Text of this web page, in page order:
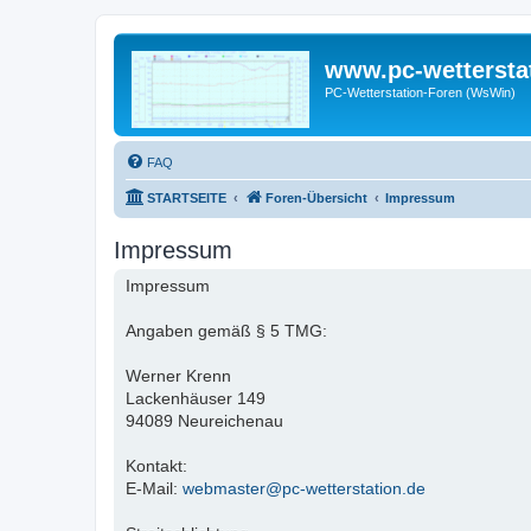
www.pc-
PC-Wetterstation-Foren (WsWin)
FAQ
STARTSEITE Foren-Übersicht Impressum
Impressum
Impressum
Angaben gemäß § 5 TMG:
Werner Krenn
Lackenhäuser 149
94089 Neureichenau
Kontakt:
E-Mail: webmaster@pc-wetterstation.de